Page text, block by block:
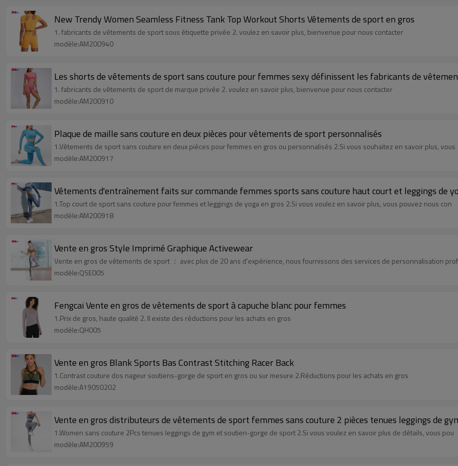
New Trendy Women Seamless Fitness Tank Top Workout Shorts Vêtements de sport en gros
1. fabricants de vêtements de sport sous étiquette privée 2. voulez en savoir plus, bienvenue pour nous contacter
modèle:AM200940
Les shorts de vêtements de sport sans couture pour femmes sexy définissent les fabricants de
1. fabricants de vêtements de sport de marque privée 2. voulez en savoir plus, bienvenue pour nous contacter
modèle:AM200910
Plaque de maille sans couture en deux pièces pour vêtements de sport personnalisés
1.Vêtements de sport sans couture en deux pièces pour femmes en gros ou personnalisés 2.Si vous souhaitez en savoir plus, vous
modèle:AM200917
Vêtements d'entraînement faits sur commande femmes sports sans couture haut court et leggings de
1.Top court de sport sans couture pour femmes et leggings de yoga en gros 2.Si vous voulez en savoir plus, vous pouvez nous con
modèle:AM200918
Vente en gros Style Imprimé Graphique Activewear
Vente en gros de vêtements de sport ： avec plus de 20 ans d'expérience, nous fournissons des services de personnalisation
modèle:QSE005
Fengcai Vente en gros de vêtements de sport à capuche blanc pour femmes
1.Prix de gros, haute qualité 2. Il existe des réductions pour les achats en gros
modèle:QH005
Vente en gros Blank Sports Bas Contrast Stitching Racer Back
1.Contrast couture dos nageur soutiens-gorge de sport en gros ou sur mesure 2.Réductions pour les achats en gros
modèle:A19050202
Vente en gros distributeurs de vêtements de sport femmes sans couture 2 pièces tenues leggings de
1.Women sans couture 2Pcs tenues leggings de gym et soutien-gorge de sport 2.Si vous voulez en savoir plus de détails, vous pou
modèle:AM200959